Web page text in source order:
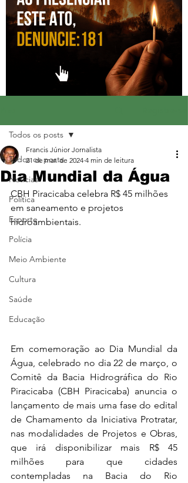
Todos os posts
Notícias
Política
Esporte
Polícia
Meio Ambiente
Cultura
Saúde
Educação
Todos os posts
Dia Mundial da Água
Francis Júnior Jornalista
21 de mar. de 2024 4 min de leitura
CBH Piracicaba celebra R$ 45 milhões
em saneamento e projetos
hidroambientais.
Em comemoração ao Dia Mundial da
Água, celebrado no dia 22 de março, o
Comitê da Bacia Hidrográfica do Rio
Piracicaba (CBH Piracicaba) anuncia o
lançamento de mais uma fase do edital
de Chamamento da Iniciativa Protratar,
nas modalidades de Projetos e Obras,
que irá disponibilizar mais R$ 45
milhões para que cidades
contempladas na Bacia do Rio